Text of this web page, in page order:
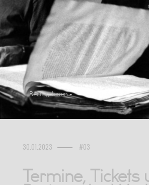
Beitrag lesen -
30.01.2023 #03
Termine, Tickets